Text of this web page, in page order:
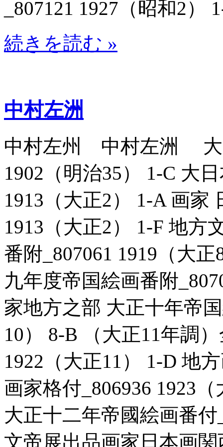
_807121 1927（昭和2）
続きを読む »
中村左洲
中村左州 中村左洲 大
1902（明治35） 1-C 大
1913（大正2） 1-A 画家
1913（大正2） 1-F 地方
番附_807061 1919（大
九年度帝国絵画番附
家地方之部 大正十年帝
10） 8-B （大正11年調
1922（大正11） 1-D 地
画家格付_806936 1923
大正十二年帝國絵画番付
文帝展出品画家日本画